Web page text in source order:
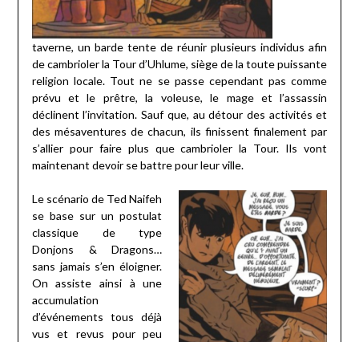
taverne, un barde tente de réunir plusieurs individus afin
de cambrioler la Tour d’Uhlume, siège de la toute puissante
religion locale. Tout ne se passe cependant pas comme
prévu et le prêtre, la voleuse, le mage et l’assassin
déclinent l’invitation. Sauf que, au détour des activités et
des mésaventures de chacun, ils finissent finalement par
s’allier pour faire plus que cambrioler la Tour. Ils vont
maintenant devoir se battre pour leur ville.
Le scénario de Ted Naifeh
se base sur un postulat
classique de type
Donjons & Dragons…
sans jamais s’en éloigner.
On assiste ainsi à une
accumulation
d’événements tous déjà
vus et revus pour peu